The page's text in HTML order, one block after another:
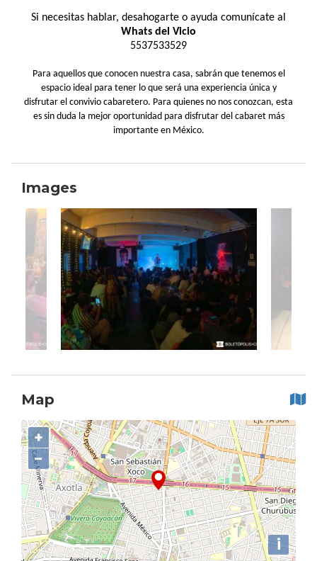
Si necesitas hablar, desahogarte o ayuda comunícate al
Whats del Vicio
5537533529
Para aquellos que conocen nuestra casa, sabrán que tenemos el
espacio ideal para tener lo que será una experiencia única y
disfrutar el convivio cabaretero. Para quienes no nos conozcan, esta
es sin duda la mejor oportunidad para disfrutar del cabaret más
importante en México.
Images
Map
+
−
i